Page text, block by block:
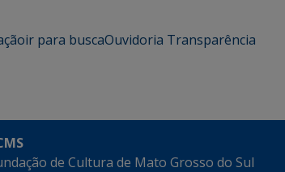
ir para buscaOuvidoria Transparência
de Cultura de Mato Grosso do Sul